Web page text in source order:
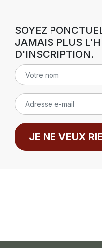
SOYEZ
JAMAIS PLUS
D'INSCRIPTION.
JE NE VEUX